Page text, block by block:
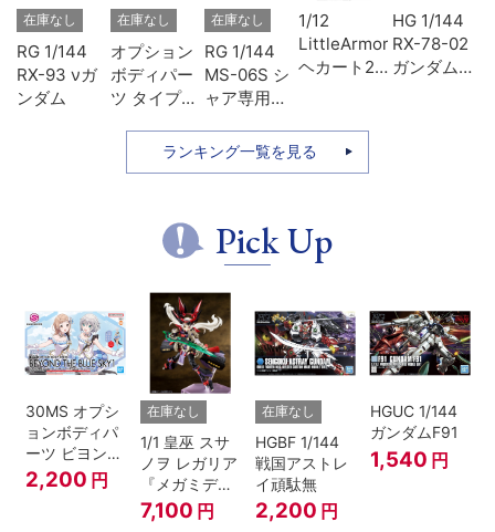
在庫なし
RG 1/144
RX-93 νガ
ンダム
在庫なし
オプション
ボディパー
ツ タイプ
在庫なし
RG 1/144
MS-06S シ
ャア専用ザ
1/12
LittleArmory
ヘカート2
HG 1/144
RX-78-02
ガンダム
ランキング一覧を見る
Pick Up
30MS オプシ
ョンボディパ
ーツ ビヨンド
ザブルースカ
イ1[カラーA]
2,200 円
在庫なし
1/1 皇巫 スサ
ノヲ レガリア
『メガミデバ
イス』
7,100 円
在庫なし
HGBF 1/144
戦国アストレ
イ頑駄無
2,200 円
HGUC 1/144
ガンダムF91
1,540 円